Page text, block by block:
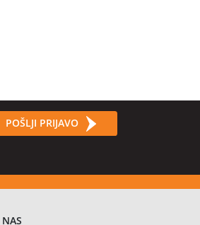
POŠLJI PRIJAVO
NAS